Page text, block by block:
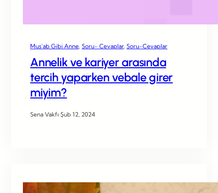
Mus’ab Gibi Anne Soru- Cevaplar, Soru-Cevaplar
Annelik ve kariyer arasında
tercih yaparken vebale girer
miyim?
Sena Vakfı·Şub 12, 2024